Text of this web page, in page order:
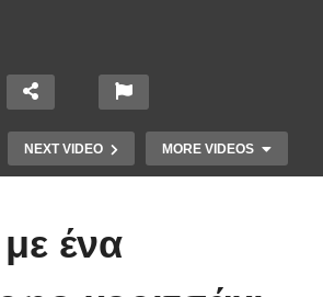
NEXT VIDEO MORE VIDEOS
ένα